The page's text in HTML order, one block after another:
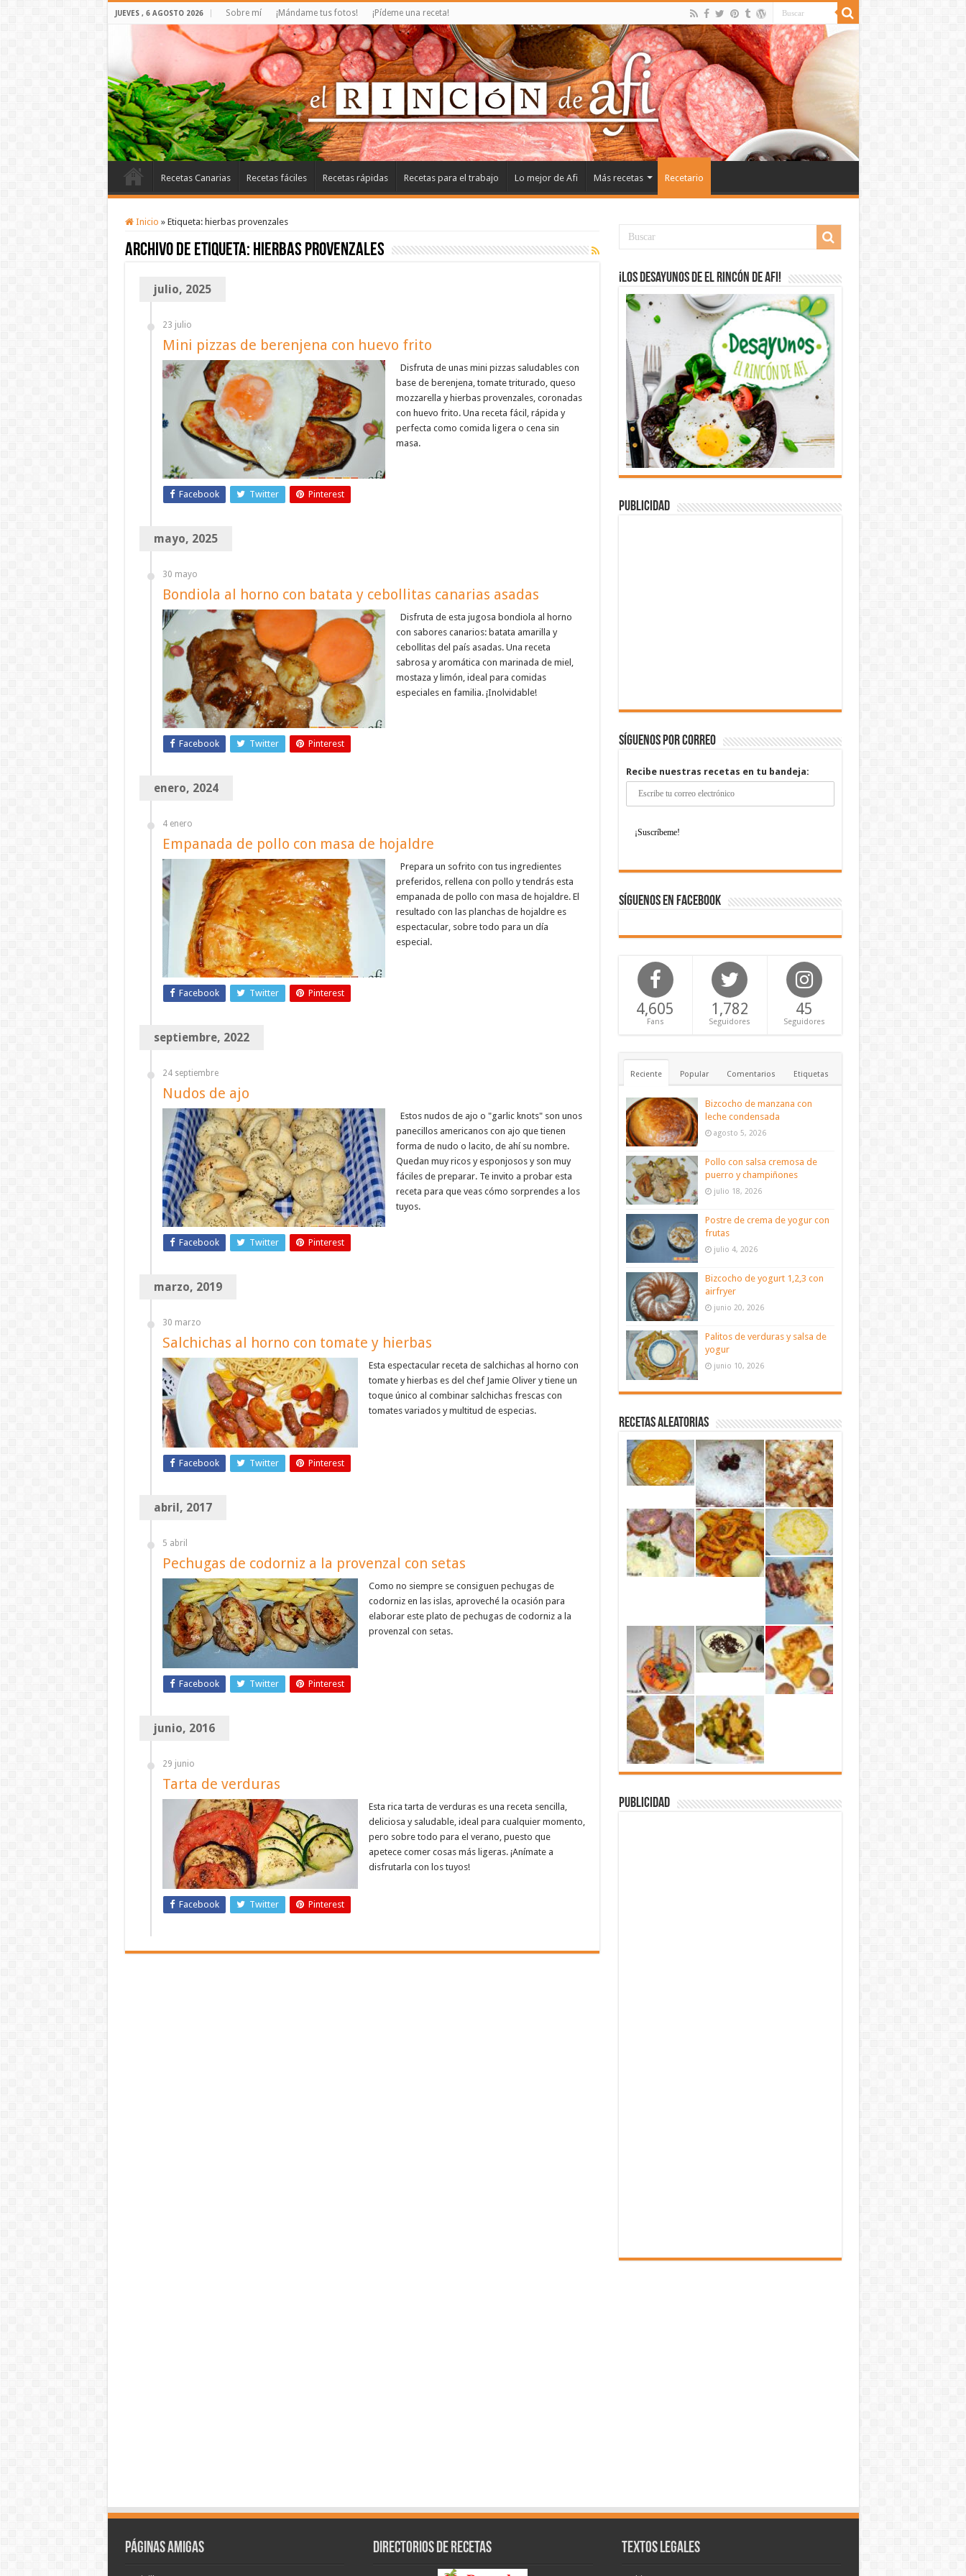
JUEVES , 6 AGOSTO 2026 Sobre mí ¡Mándame tus fotos! ¡Pídeme una receta!
Recetas Canarias Recetas fáciles Recetas rápidas Recetas para el trabajo Lo mejor de Afi Más recetas Recetario
Inicio » Etiqueta: hierbas provenzales
Archivo de etiqueta: hierbas provenzales
julio, 2025
23 julio
Mini pizzas de berenjena con huevo frito
Disfruta de unas mini pizzas saludables con
base de berenjena, tomate triturado, queso
mozzarella y hierbas provenzales, coronadas
con huevo frito. Una receta fácil, rápida y
perfecta como comida ligera o cena sin
masa.
Facebook Twitter Pinterest
mayo, 2025
30 mayo
Bondiola al horno con batata y cebollitas canarias asadas
Disfruta de esta jugosa bondiola al horno
con sabores canarios: batata amarilla y
cebollitas del país asadas. Una receta
sabrosa y aromática con marinada de miel,
mostaza y limón, ideal para comidas
especiales en familia. ¡Inolvidable!
Facebook Twitter Pinterest
enero, 2024
4 enero
Empanada de pollo con masa de hojaldre
Prepara un sofrito con tus ingredientes
preferidos, rellena con pollo y tendrás esta
empanada de pollo con masa de hojaldre. El
resultado con las planchas de hojaldre es
espectacular, sobre todo para un día
especial.
Facebook Twitter Pinterest
septiembre, 2022
24 septiembre
Nudos de ajo
Estos nudos de ajo o "garlic knots" son unos
panecillos americanos con ajo que tienen
forma de nudo o lacito, de ahí su nombre.
Quedan muy ricos y esponjosos y son muy
fáciles de preparar. Te invito a probar esta
receta para que veas cómo sorprendes a los
tuyos.
Facebook Twitter Pinterest
marzo, 2019
30 marzo
Salchichas al horno con tomate y hierbas
Esta espectacular receta de salchichas al horno con
tomate y hierbas es del chef Jamie Oliver y tiene un
toque único al combinar salchichas frescas con
tomates variados y multitud de especias.
Facebook Twitter Pinterest
abril, 2017
5 abril
Pechugas de codorniz a la provenzal con setas
Como no siempre se consiguen pechugas de
codorniz en las islas, aproveché la ocasión para
elaborar este plato de pechugas de codorniz a la
provenzal con setas.
Facebook Twitter Pinterest
junio, 2016
29 junio
Tarta de verduras
Esta rica tarta de verduras es una receta sencilla,
deliciosa y saludable, ideal para cualquier momento,
pero sobre todo para el verano, puesto que
apetece comer cosas más ligeras. ¡Anímate a
disfrutarla con los tuyos!
Facebook Twitter Pinterest
¡Los desayunos de El Rincón de Afi!
Publicidad
Síguenos por correo
Recibe nuestras recetas en tu bandeja:
Síguenos en Facebook
4,605
Fans
1,782
Seguidores
45
Seguidores
Reciente Popular Comentarios Etiquetas
Bizcocho de manzana con
leche condensada
agosto 5, 2026
Pollo con salsa cremosa de
puerro y champiñones
julio 18, 2026
Postre de crema de yogur con
frutas
julio 4, 2026
Bizcocho de yogurt 1,2,3 con
airfryer
junio 20, 2026
Palitos de verduras y salsa de
yogur
junio 10, 2026
Recetas aleatorias
Publicidad
Páginas amigas Directorios de recetas Textos legales